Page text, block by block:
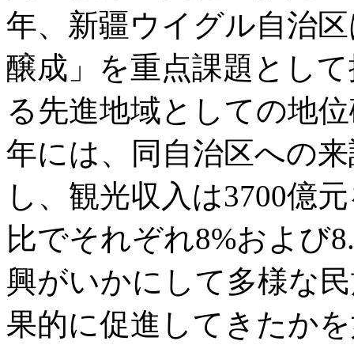
年、新疆ウイグル自治
醸成」を重点課題とし
る先進地域としての地
年には、同自治区への
し、観光収入は3700億
比でそれぞれ8%および
興がいかにして多様な
果的に促進してきたか